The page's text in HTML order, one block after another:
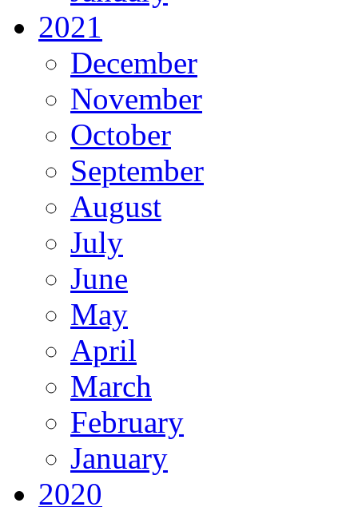
2021
December
November
October
September
August
July
June
May
April
March
February
January
2020